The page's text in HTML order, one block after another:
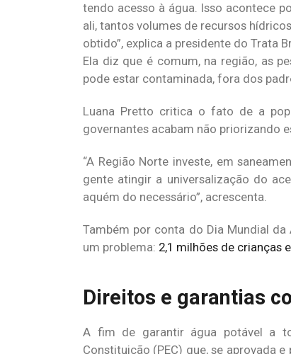
tendo acesso à água. Isso acontece
ali, tantos volumes de recursos
obtido”, explica a presidente do Trata
Ela diz que é comum, na região, as
pode estar contaminada, fora dos
Luana Pretto critica o fato de a
governantes acabam não priorizando
“A Região Norte investe, em
gente atingir a universalização do
aquém do necessário”, acrescenta.
Também por conta do Dia Mundial
um problema: 2,1 milhões de crianças
Direitos e garantias
A fim de garantir água potável a
Constituição (PEC) que, se aprovada